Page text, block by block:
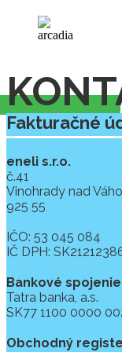
Fakturačné
eneli s.r.o.
č.41
Vinohrady nad
925 55
IČO: 53 045 084
IČ DPH:
Bankové
Tatra banka, a.s.
SK77 1100 0000
Obchodný